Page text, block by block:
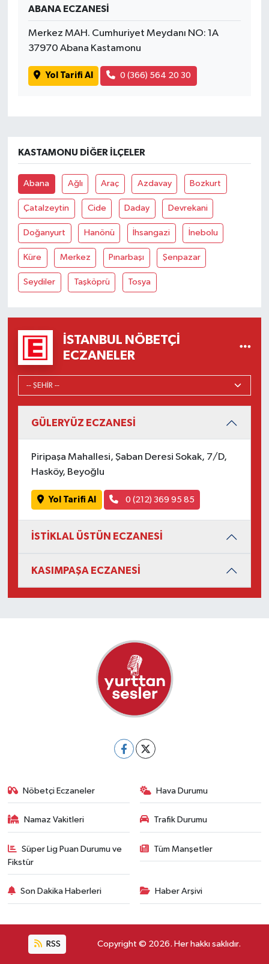
ABANA ECZANESİ
Merkez MAH. Cumhuriyet Meydanı NO: 1A
37970 Abana Kastamonu
Yol Tarifi Al 0 (366) 564 20 30
KASTAMONU DIĞER İLÇELER
Abana Ağlı Araç Azdavay Bozkurt
Çatalzeytin Cide Daday Devrekani
Doğanyurt Hanönü İhsangazi İnebolu
Küre Merkez Pınarbaşı Şenpazar
Seydiler Taşköprü Tosya
İSTANBUL NÖBETÇI
ECZANELER
GÜLERYÜZ ECZANESİ
Piripaşa Mahallesi, Şaban Deresi Sokak, 7/D,
Hasköy, Beyoğlu
Yol Tarifi Al 0 (212) 369 95 85
İSTİKLAL ÜSTÜN ECZANESİ
KASIMPAŞA ECZANESİ
Nöbetçi Eczaneler Hava Durumu
Namaz Vakitleri Trafik Durumu
Süper Lig Puan Durumu ve
Fikstür
Tüm Manşetler
Son Dakika Haberleri Haber Arşivi
RSS Copyright © 2026. Her hakkı saklıdır.